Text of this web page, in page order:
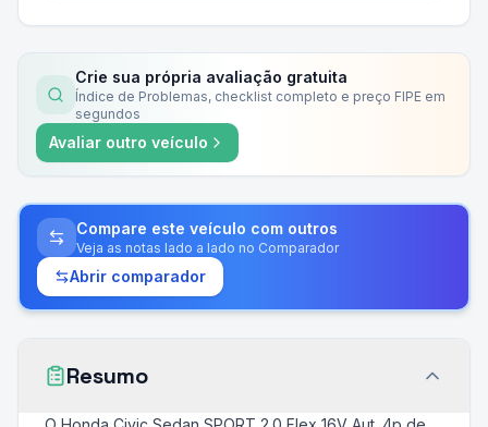
Crie sua própria avaliação gratuita
Índice de Problemas, checklist completo e preço FIPE em
segundos
Avaliar outro veículo
Compare este veículo com outros
Veja as notas lado a lado no Comparador
Abrir comparador
Resumo